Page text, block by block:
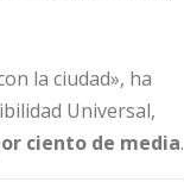
la ciudad», ha
Universal,
ciento de media.